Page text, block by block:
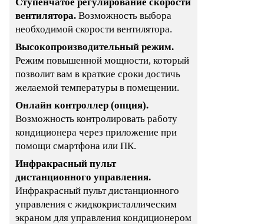
вентилятора. Возможность выбора
необходимой скорости вентилятора.
Высокопроизводительный режим.
Режим повышенной мощности, который
позволит вам в краткие сроки достичь
желаемой температуры в помещении.
Онлайн контроллер (опция).
Возможность контролировать работу
кондиционера через приложение при
помощи смартфона или ПК.
Инфракрасный пульт
дистанционного управления.
Инфракрасный пульт дистанционного
управления с жидкокристаллическим
экраном для управления кондиционером